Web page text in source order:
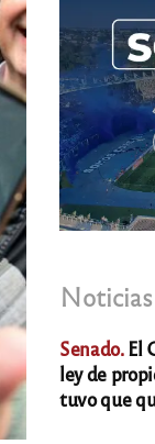
Senado.El
ley de
tuvo que